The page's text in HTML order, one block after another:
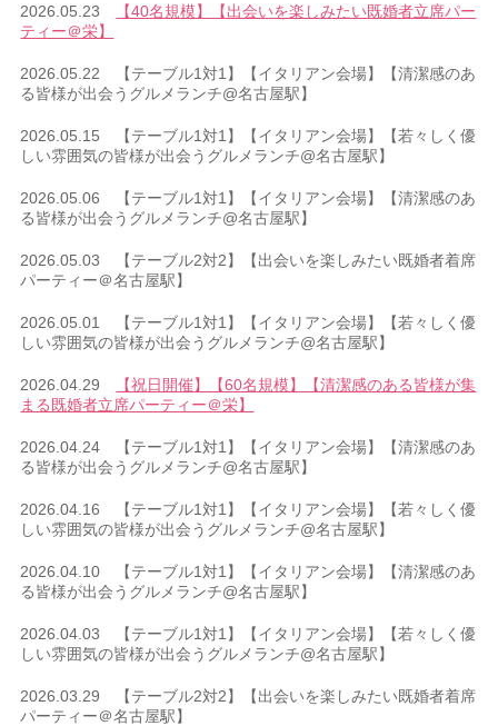
2026.05.23
【40名規模】【出会いを楽しみたい既婚者立席パー
ティー＠栄】
2026.05.22 【テーブル1対1】【イタリアン会場】【清潔感のあ
る皆様が出会うグルメランチ@名古屋駅】
2026.05.15 【テーブル1対1】【イタリアン会場】【若々しく優
しい雰囲気の皆様が出会うグルメランチ@名古屋駅】
2026.05.06 【テーブル1対1】【イタリアン会場】【清潔感のあ
る皆様が出会うグルメランチ@名古屋駅】
2026.05.03 【テーブル2対2】【出会いを楽しみたい既婚者着席
パーティー＠名古屋駅】
2026.05.01 【テーブル1対1】【イタリアン会場】【若々しく優
しい雰囲気の皆様が出会うグルメランチ@名古屋駅】
2026.04.29
【祝日開催】【60名規模】【清潔感のある皆様が集
まる既婚者立席パーティー＠栄】
2026.04.24 【テーブル1対1】【イタリアン会場】【清潔感のあ
る皆様が出会うグルメランチ@名古屋駅】
2026.04.16 【テーブル1対1】【イタリアン会場】【若々しく優
しい雰囲気の皆様が出会うグルメランチ@名古屋駅】
2026.04.10 【テーブル1対1】【イタリアン会場】【清潔感のあ
る皆様が出会うグルメランチ@名古屋駅】
2026.04.03 【テーブル1対1】【イタリアン会場】【若々しく優
しい雰囲気の皆様が出会うグルメランチ@名古屋駅】
2026.03.29 【テーブル2対2】【出会いを楽しみたい既婚者着席
パーティー＠名古屋駅】